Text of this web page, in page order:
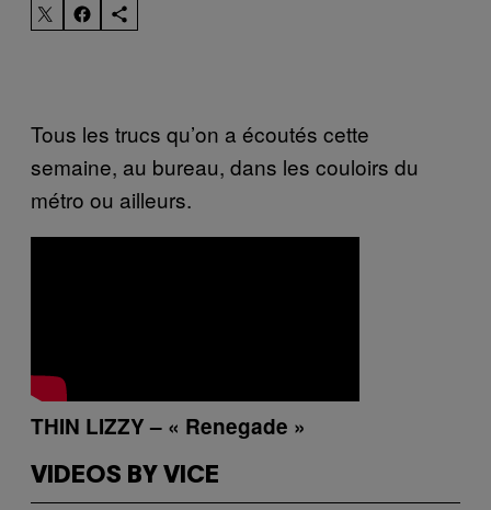
Tous les trucs qu’on a écoutés cette
semaine, au bureau, dans les couloirs du
métro ou ailleurs.
THIN LIZZY – « Renegade »
VIDEOS BY VICE